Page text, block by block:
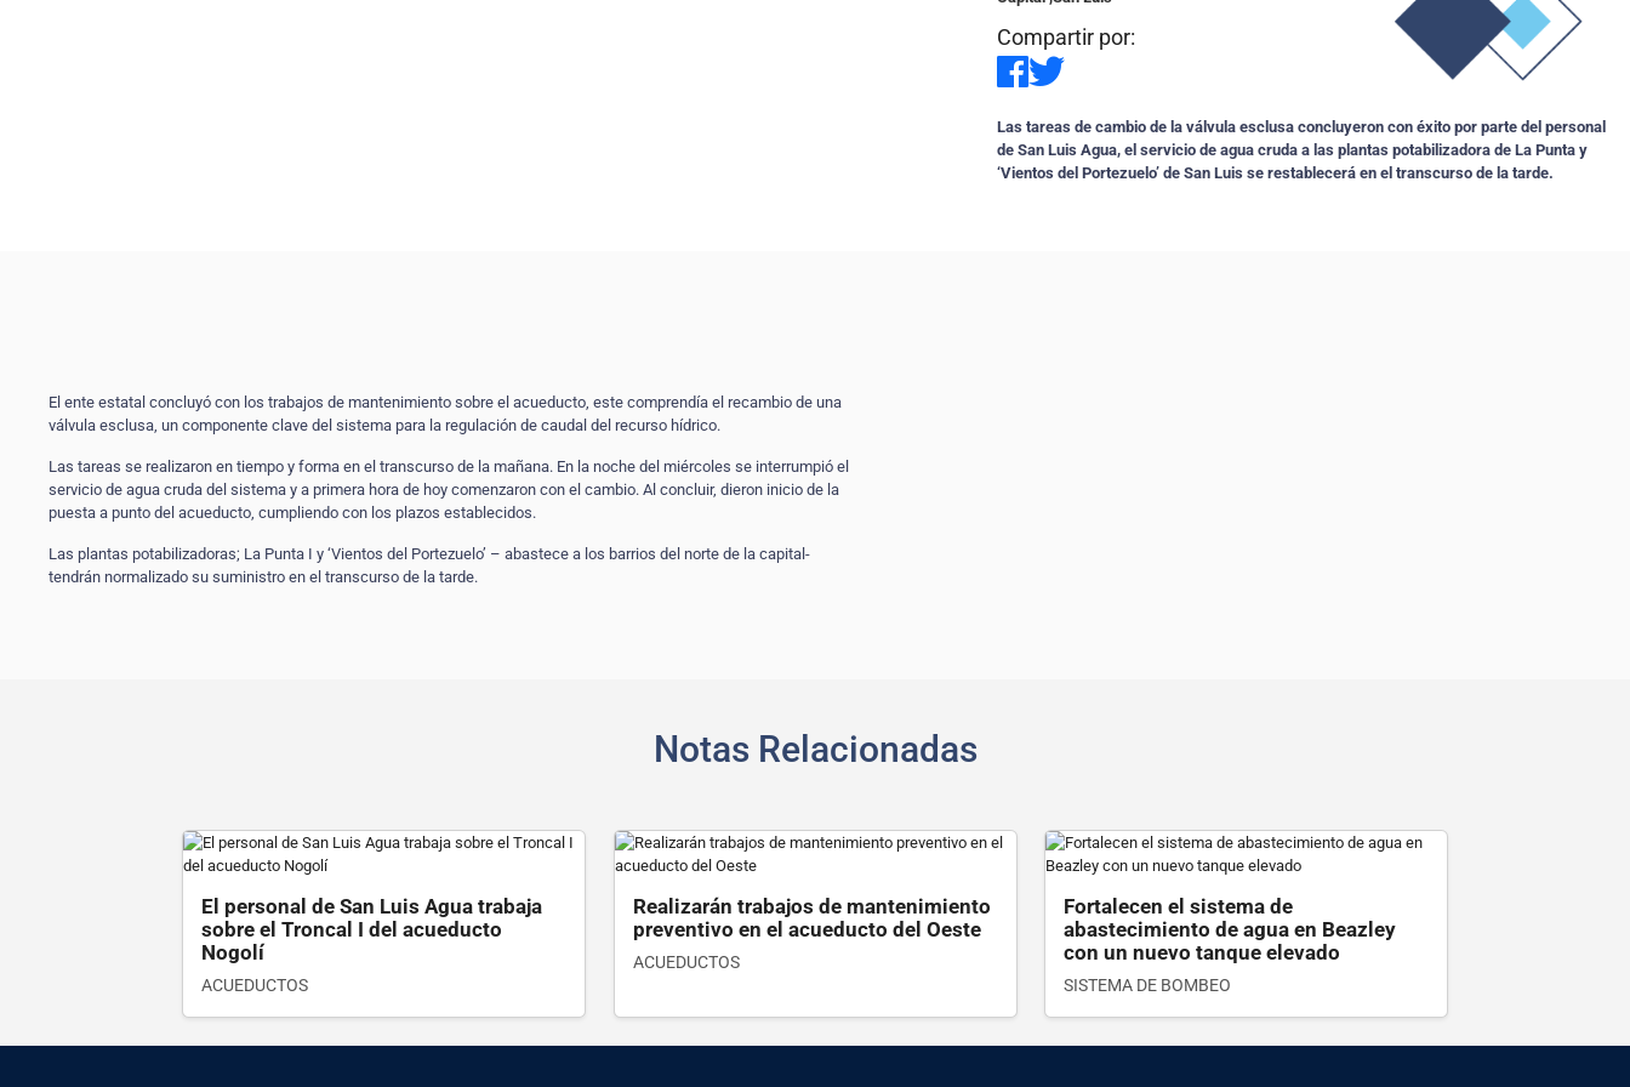
Compartir por:
Las tareas de cambio de la válvula esclusa concluyeron con éxito por parte del personal
de San Luis Agua, el servicio de agua cruda a las plantas potabilizadora de La Punta y
‘Vientos del Portezuelo’ de San Luis se restablecerá en el transcurso de la tarde.
El ente estatal concluyó con los trabajos de mantenimiento sobre el acueducto, este comprendía el recambio de una
válvula esclusa, un componente clave del sistema para la regulación de caudal del recurso hídrico.
Las tareas se realizaron en tiempo y forma en el transcurso de la mañana. En la noche del miércoles se interrumpió el
servicio de agua cruda del sistema y a primera hora de hoy comenzaron con el cambio. Al concluir, dieron inicio de la
puesta a punto del acueducto, cumpliendo con los plazos establecidos.
Las plantas potabilizadoras; La Punta I y ‘Vientos del Portezuelo’ – abastece a los barrios del norte de la capital-
tendrán normalizado su suministro en el transcurso de la tarde.
Notas Relacionadas
El personal de San Luis Agua trabaja
sobre el Troncal I del acueducto
Nogolí
ACUEDUCTOS
Realizarán trabajos de mantenimiento
preventivo en el acueducto del Oeste
ACUEDUCTOS
Fortalecen el sistema de
abastecimiento de agua en Beazley
con un nuevo tanque elevado
SISTEMA DE BOMBEO